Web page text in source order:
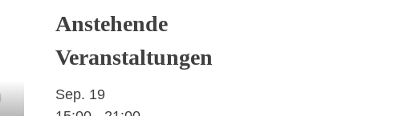
Anstehende
Veranstaltungen
Sep. 19